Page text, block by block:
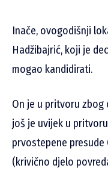
Inače, ovogodišnji
Hadžibajrić, koji je
mogao kandidirati.
On je u pritvoru
još je uvijek u
prvostepene presude
(krivično djelo